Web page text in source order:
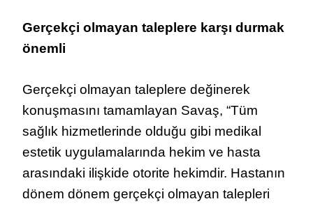
Gerçekçi olmayan taleplere karşı durmak
önemli
Gerçekçi olmayan taleplere değinerek
konuşmasını tamamlayan Savaş, “Tüm
sağlık hizmetlerinde olduğu gibi medikal
estetik uygulamalarında hekim ve hasta
arasındaki ilişkide otorite hekimdir. Hastanın
dönem dönem gerçekçi olmayan talepleri